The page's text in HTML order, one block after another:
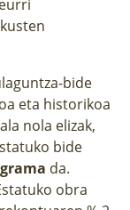
bide
eta historikoa
nola elizak,
bide
da.
obra